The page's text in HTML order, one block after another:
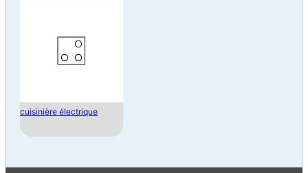
cuisinière électrique